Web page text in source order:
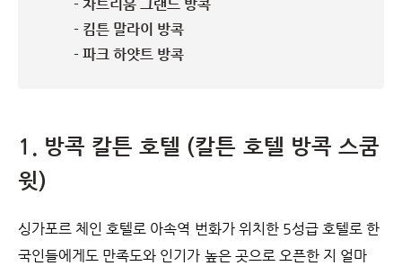
- 차트리움 그랜드 방콕
- 킴튼 말라이 방콕
- 파크 하얏트 방콕
1. 방콕 칼튼 호텔 (칼튼 호텔 방콕 스쿰
윗)
싱가포르 체인 호텔로 아속역 번화가 위치한 5성급 호텔로 한
국인들에게도 만족도와 인기가 높은 곳으로 오픈한 지 얼마